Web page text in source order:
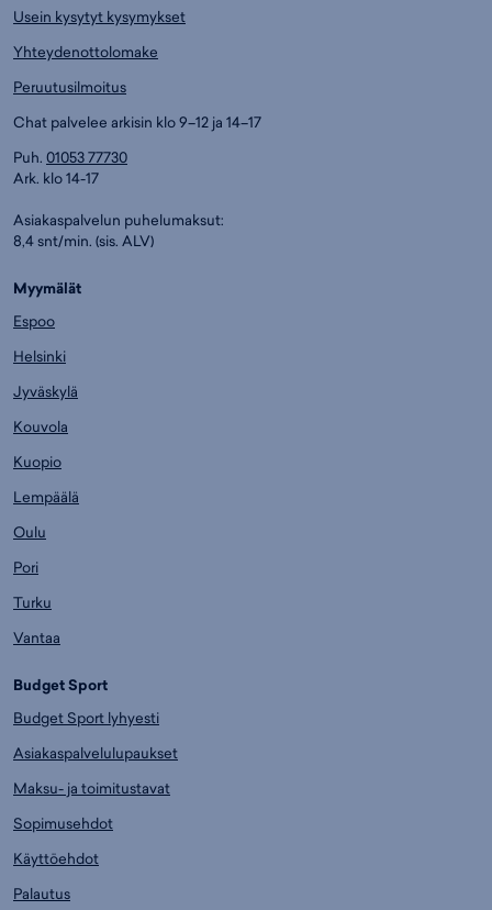
Usein kysytyt kysymykset
Yhteydenottolomake
Peruutusilmoitus
Chat palvelee arkisin klo 9–12 ja 14–17
Puh. 01053 77730
Ark. klo 14-17
Asiakaspalvelun puhelumaksut:
8,4 snt/min. (sis. ALV)
Myymälät
Espoo
Helsinki
Jyväskylä
Kouvola
Kuopio
Lempäälä
Oulu
Pori
Turku
Vantaa
Budget Sport
Budget Sport lyhyesti
Asiakaspalvelulupaukset
Maksu- ja toimitustavat
Sopimusehdot
Käyttöehdot
Palautus